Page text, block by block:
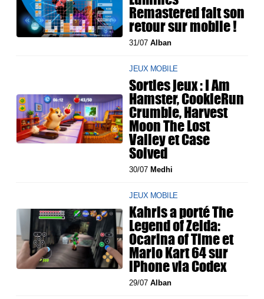
Remastered fait son
retour sur mobile !
31/07Alban
JEUX MOBILE
Sorties jeux : I Am
Hamster, CookieRun
Crumble, Harvest
Moon The Lost
Valley et Case
Solved
30/07Medhi
JEUX MOBILE
Kahris a porté The
Legend of Zelda:
Ocarina of Time et
Mario Kart 64 sur
iPhone via Codex
29/07Alban